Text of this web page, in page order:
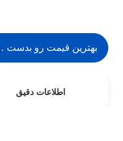
بهترین قیمت رو بدست
اطلاعات دقیق